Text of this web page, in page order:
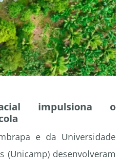
impulsiona o
e da Universidade
(Unicamp) desenvolveram